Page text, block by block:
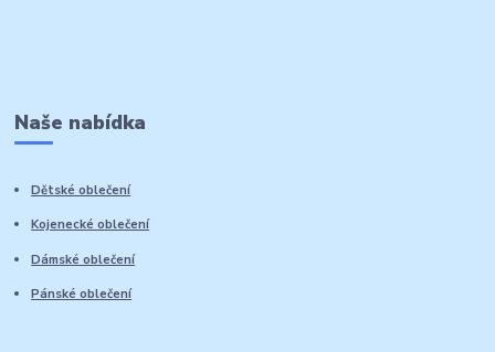
Naše nabídka
Dětské oblečení
Kojenecké oblečení
Dámské oblečení
Pánské oblečení